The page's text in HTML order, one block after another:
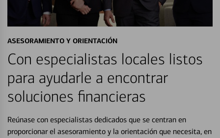
ASESORAMIENTO Y ORIENTACIÓN
Con especialistas locales listos
para ayudarle a encontrar
soluciones financieras
Reúnase con especialistas dedicados que se centran en
proporcionar el asesoramiento y la orientación que necesita, en